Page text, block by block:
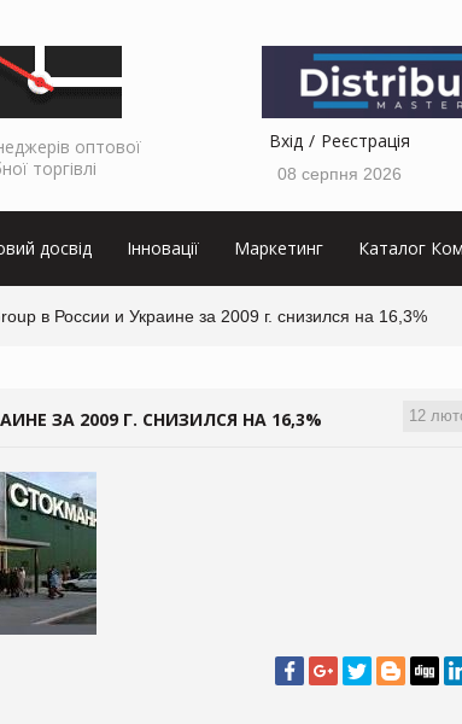
оптової
торгівлі
Вхід Реєстрація
08 серпня 2026
досвід Інновації Маркетинг Каталог
в России и Украине за 2009 г. снизился на 16,3%
12
ЗА 2009 Г. СНИЗИЛСЯ НА 16,3%